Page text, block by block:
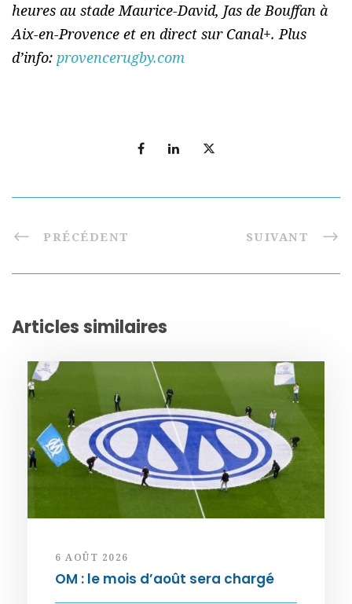
heures au stade Maurice-David, Jas de Bouffan à
Aix-en-Provence et en direct sur Canal+. Plus
d’info: provencerugby.com
PRÉCÉDENT SUIVANT
Articles similaires
6 AOÛT 2026
OM : le mois d’août sera chargé